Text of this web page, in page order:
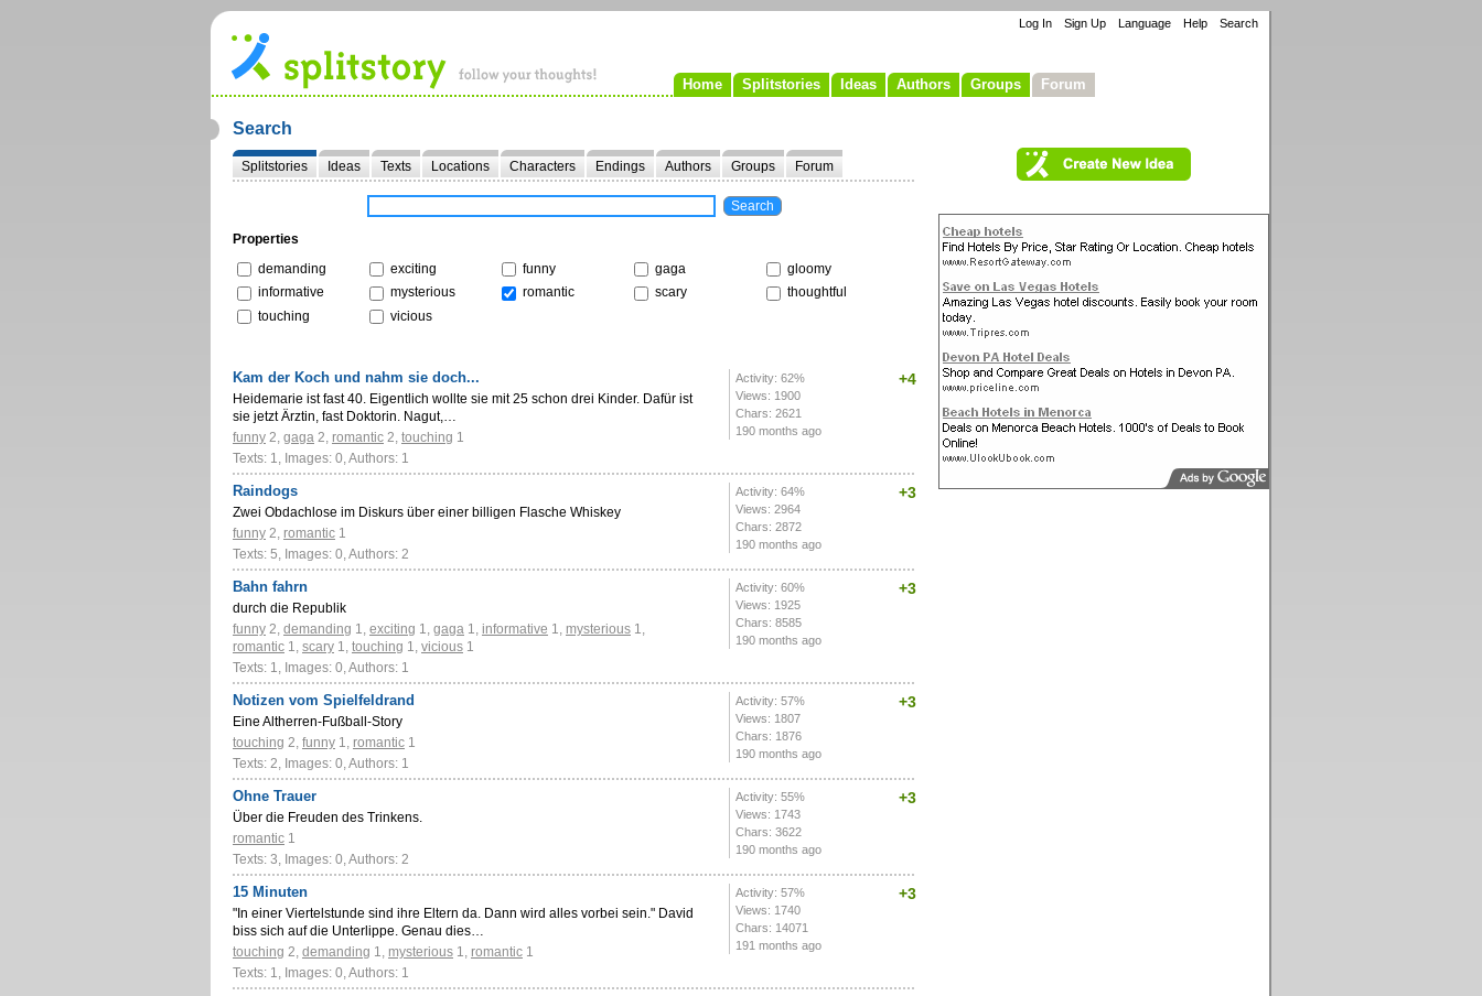
Home Splitstories Ideas Authors Groups Forum
Log In Sign Up Language Help Search
Search
Splitstories Ideas Texts Locations Characters Endings Authors Groups Forum
Properties
demanding
exciting funny gaga
gloomy
informative
mysterious romantic scary
thoughtful
touching
vicious
Kam der Koch und nahm sie doch...
Heidemarie ist fast 40. Eigentlich wollte sie mit 25 schon drei Kinder. Dafür ist
sie jetzt Ärztin, fast Doktorin. Nagut,…
funny 2, gaga 2, romantic 2, touching 1
Texts: 1, Images: 0, Authors: 1
Activity: 62%
Views: 1900
Chars: 2621
190 months ago
+4
Raindogs
Zwei Obdachlose im Diskurs über einer billigen Flasche Whiskey
funny 2, romantic 1
Texts: 5, Images: 0, Authors: 2
Activity: 64%
Views: 2964
Chars: 2872
190 months ago
+3
Bahn fahrn
durch die Republik
funny 2, demanding 1, exciting 1, gaga 1, informative 1, mysterious 1,
romantic 1, scary 1, touching 1, vicious 1
Texts: 1, Images: 0, Authors: 1
Activity: 60%
Views: 1925
Chars: 8585
190 months ago
+3
Notizen vom Spielfeldrand
Eine Altherren-Fußball-Story
touching 2, funny 1, romantic 1
Texts: 2, Images: 0, Authors: 1
Activity: 57%
Views: 1807
Chars: 1876
190 months ago
+3
Ohne Trauer
Über die Freuden des Trinkens.
romantic 1
Texts: 3, Images: 0, Authors: 2
Activity: 55%
Views: 1743
Chars: 3622
190 months ago
+3
15 Minuten
"In einer Viertelstunde sind ihre Eltern da. Dann wird alles vorbei sein." David
biss sich auf die Unterlippe. Genau dies…
touching 2, demanding 1, mysterious 1, romantic 1
Texts: 1, Images: 0, Authors: 1
Activity: 57%
Views: 1740
Chars: 14071
191 months ago
+3